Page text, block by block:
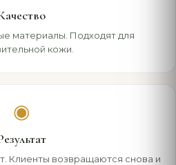
материалы. Подходят для
кожи.
◉
Клиенты возвращаются снова и